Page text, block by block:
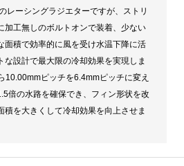
レーシングラジエターですが、ストリ
加工無しのボルトオンで装着、少ない
面積で効率的に風を受け水温下降に活
な設計で最大限の冷却効果を実現しま
10.00mmピッチを6.4mmピッチに変え
倍の水路を確保でき、フィン形状を改
積を大きくして冷却効果を向上させま